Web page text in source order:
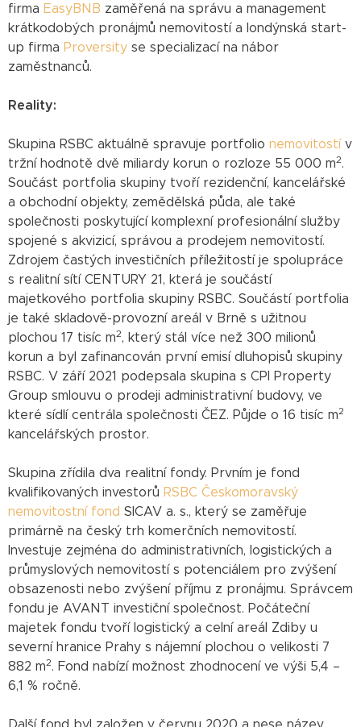
firma EasyBNB zaměřená na správu a management
krátkodobých pronájmů nemovitostí a londýnská start-
up firma Proversity se specializací na nábor
zaměstnanců.
Reality:
Skupina RSBC aktuálně spravuje portfolio nemovitostív
tržní hodnotě dvě miliardy korun o rozloze 55 000 m2.
Součást portfolia skupiny tvoří rezidenční, kancelářské
a obchodní objekty, zemědělská půda, ale také
společnosti poskytující komplexní profesionální služby
spojené s akvizicí, správou a prodejem nemovitostí.
Zdrojem častých investičních příležitostí je spolupráce
s realitní sítí CENTURY 21, která je součástí
majetkového portfolia skupiny RSBC. Součástí portfolia
je také skladově-provozní areál v Brně s užitnou
plochou 17 tisíc m2, který stál více než 300 milionů
korun a byl zafinancován první emisí dluhopisů skupiny
RSBC. V září 2021 podepsala skupina s CPI Property
Group smlouvu o prodeji administrativní budovy, ve
které sídlí centrála společnosti ČEZ. Půjde o 16 tisíc m2
kancelářských prostor.
Skupina zřídila dva realitní fondy. Prvním je fond
kvalifikovaných investorů RSBC Českomoravský
nemovitostní fond SICAV a. s., který se zaměřuje
primárně na český trh komerčních nemovitostí.
Investuje zejména do administrativních, logistických a
průmyslových nemovitostí s potenciálem pro zvýšení
obsazenosti nebo zvýšení příjmu z pronájmu. Správcem
fondu je AVANT investiční společnost. Počáteční
majetek fondu tvoří logistický a celní areál Zdiby u
severní hranice Prahy s nájemní plochou o velikosti 7
882 m2. Fond nabízí možnost zhodnocení ve výši 5,4 –
6,1 % ročně.
Další fond byl založen v červnu 2020 a nese název